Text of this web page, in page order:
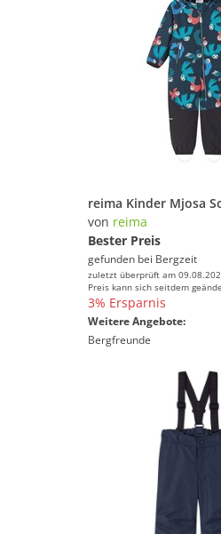
von reima
Bester Preis
gefunden bei Bergzeit
zuletzt überprüft am
Preis kann sich seitdem
3% Ersparnis
Weitere Angebote:
Bergfreunde